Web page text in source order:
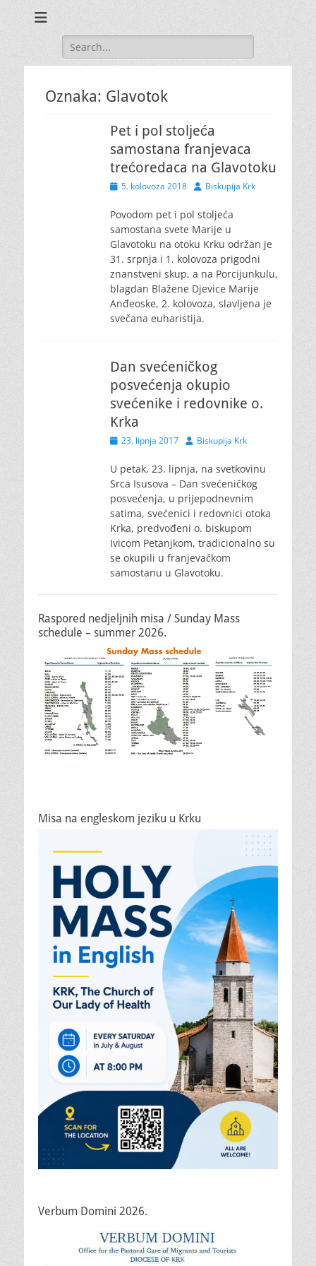
Search
for:
Oznaka: Glavotok
Pet i pol stoljeća
samostana franjevaca
trećoredaca na Glavotoku
Posted
5. kolovoza 2018 AuthorBiskupija Krk
Povodom pet i pol stoljeća
samostana svete Marije u
Glavotoku na otoku Krku održan je
31. srpnja i 1. kolovoza prigodni
znanstveni skup, a na Porcijunkulu,
blagdan Blažene Djevice Marije
Anđeoske, 2. kolovoza, slavljena je
svečana euharistija.
Dan svećeničkog
posvećenja okupio
svećenike i redovnike o.
Krka
Posted23. lipnja 2017 AuthorBiskupija Krk
U petak, 23. lipnja, na svetkovinu
Srca Isusova – Dan svećeničkog
posvećenja, u prijepodnevnim
satima, svećenici i redovnici otoka
Krka, predvođeni o. biskupom
Ivicom Petanjkom, tradicionalno su
se okupili u franjevačkom
samostanu u Glavotoku.
Raspored nedjeljnih misa / Sunday Mass
schedule – summer 2026.
Misa na engleskom jeziku u Krku
Verbum Domini 2026.